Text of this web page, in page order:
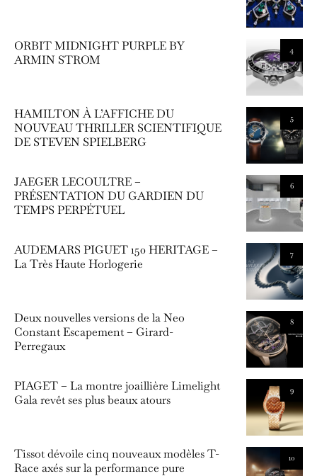
4
ORBIT MIDNIGHT PURPLE BY
ARMIN STROM
5
HAMILTON À L’AFFICHE DU
NOUVEAU THRILLER SCIENTIFIQUE
DE STEVEN SPIELBERG
6
JAEGER LECOULTRE –
PRÉSENTATION DU GARDIEN DU
TEMPS PERPÉTUEL
7
AUDEMARS PIGUET 150 HERITAGE –
La Très Haute Horlogerie
8
Deux nouvelles versions de la Neo
Constant Escapement – Girard-
Perregaux
9
PIAGET – La montre joaillière Limelight
Gala revêt ses plus beaux atours
10
Tissot dévoile cinq nouveaux modèles T-
Race axés sur la performance pure